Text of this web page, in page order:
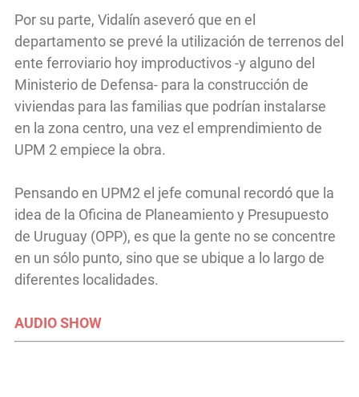
Por su parte, Vidalín aseveró que en el
departamento se prevé la utilización de terrenos del
ente ferroviario hoy improductivos -y alguno del
Ministerio de Defensa- para la construcción de
viviendas para las familias que podrían instalarse
en la zona centro, una vez el emprendimiento de
UPM 2 empiece la obra.
Pensando en UPM2 el jefe comunal recordó que la
idea de la Oficina de Planeamiento y Presupuesto
de Uruguay (OPP), es que la gente no se concentre
en un sólo punto, sino que se ubique a lo largo de
diferentes localidades.
AUDIO SHOW